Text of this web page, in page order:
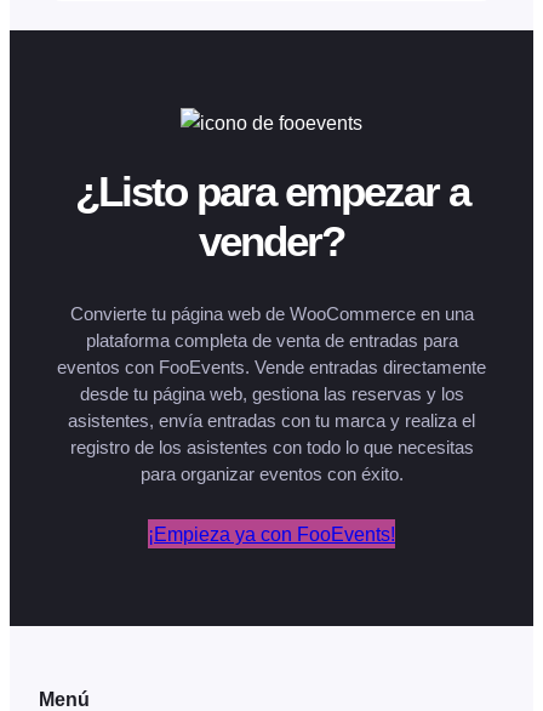
¿Listo para empezar a
vender?
Convierte tu página web de WooCommerce en una
plataforma completa de venta de entradas para
eventos con FooEvents. Vende entradas directamente
desde tu página web, gestiona las reservas y los
asistentes, envía entradas con tu marca y realiza el
registro de los asistentes con todo lo que necesitas
para organizar eventos con éxito.
¡Empieza ya con FooEvents!
Menú